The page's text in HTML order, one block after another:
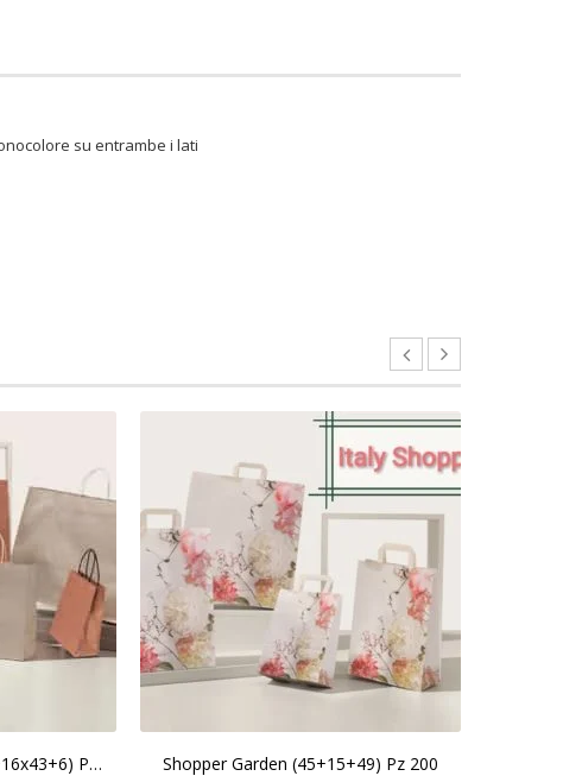
su entrambe i lati
Busta Platino J-Fold (54+16x43+6) Pz 100
SCEGLI
Shopper Garden (45+15+49) Pz 200